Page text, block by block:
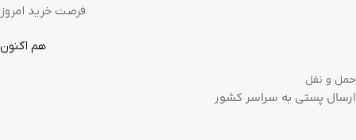
فرصت خرید امروز
هم اکنون
حمل و نقل
ارسال پستی به سراسر کشور